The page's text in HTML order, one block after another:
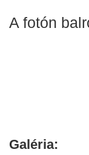
A fotón
Galéria: